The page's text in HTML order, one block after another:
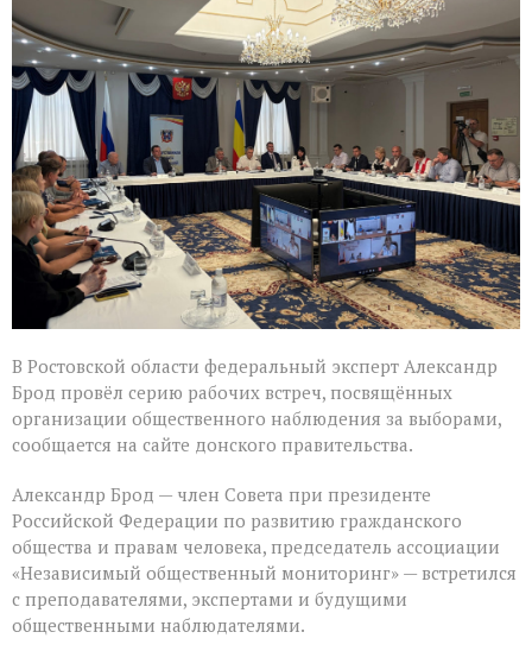
Александр
Брод
высоко
оценил
подготовку
наблюдателей
Ростовской
области
В Ростовской области федеральный эксперт Александр
Брод провёл серию рабочих встреч, посвящённых
организации общественного наблюдения за выборами,
сообщается на сайте донского правительства.
Александр Брод — член Совета при президенте
Российской Федерации по развитию гражданского
общества и правам человека, председатель ассоциации
«Независимый общественный мониторинг» — встретился
с преподавателями, экспертами и будущими
общественными наблюдателями.